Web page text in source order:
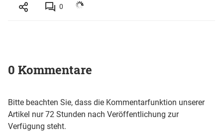
0
0 Kommentare
Bitte beachten Sie, dass die Kommentarfunktion unserer
Artikel nur 72 Stunden nach Veröffentlichung zur
Verfügung steht.